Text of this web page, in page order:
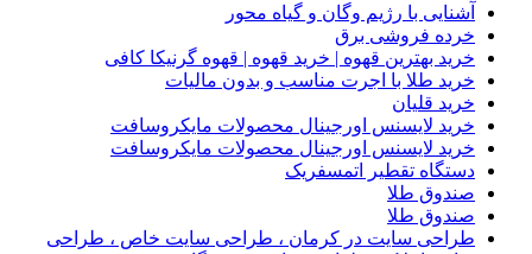
آشنایی با رژیم وگان و گیاه محور
خرده فروشی برق
خرید بهترین قهوه | خرید قهوه | قهوه گرنیکا کافی
خرید طلا با اجرت مناسب و بدون مالیات
خرید قلیان
خرید لایسنس اورجینال محصولات مایکروسافت
خرید لایسنس اورجینال محصولات مایکروسافت
دستگاه تقطیر اتمسفریک
صندوق طلا
صندوق طلا
طراحی سایت در کرمان ، طراحی سایت خاص ، طراحی